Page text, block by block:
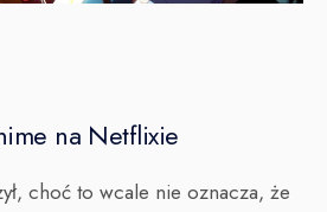
na Netflixie
choć to wcale nie oznacza, że